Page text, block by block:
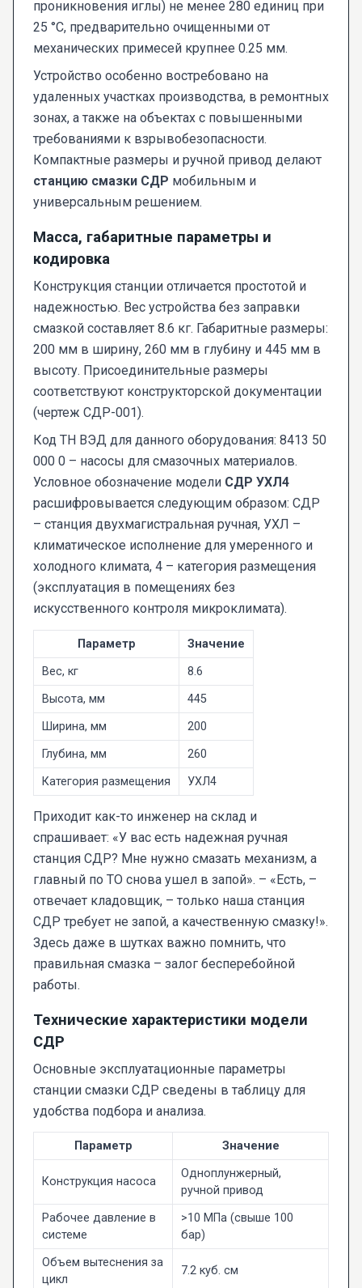
проникновения иглы) не менее 280 единиц при
25 °C, предварительно очищенными от
механических примесей крупнее 0.25 мм.
Устройство особенно востребовано на
удаленных участках производства, в ремонтных
зонах, а также на объектах с повышенными
требованиями к взрывобезопасности.
Компактные размеры и ручной привод делают
станцию смазки СДР мобильным и
универсальным решением.
Масса, габаритные параметры и
кодировка
Конструкция станции отличается простотой и
надежностью. Вес устройства без заправки
смазкой составляет 8.6 кг. Габаритные размеры:
200 мм в ширину, 260 мм в глубину и 445 мм в
высоту. Присоединительные размеры
соответствуют конструкторской документации
(чертеж СДР-001).
Код ТН ВЭД для данного оборудования: 8413 50
000 0 – насосы для смазочных материалов.
Условное обозначение модели СДР УХЛ4
расшифровывается следующим образом: СДР
– станция двухмагистральная ручная, УХЛ –
климатическое исполнение для умеренного и
холодного климата, 4 – категория размещения
(эксплуатация в помещениях без
искусственного контроля микроклимата).
Параметр
Значение
Вес, кг
8.6
Высота, мм
445
Ширина, мм
200
Глубина, мм
260
Категория размещения
УХЛ4
Приходит как-то инженер на склад и
спрашивает: «У вас есть надежная ручная
станция СДР? Мне нужно смазать механизм, а
главный по ТО снова ушел в запой». – «Есть, –
отвечает кладовщик, – только наша станция
СДР требует не запой, а качественную смазку!».
Здесь даже в шутках важно помнить, что
правильная смазка – залог бесперебойной
работы.
Технические характеристики модели
СДР
Основные эксплуатационные параметры
станции смазки СДР сведены в таблицу для
удобства подбора и анализа.
Параметр Значение
Конструкция насоса
Одноплунжерный,
ручной привод
Рабочее давление в
системе
>10 МПа (свыше 100
бар)
Объем вытеснения за
цикл
7.2 куб. см